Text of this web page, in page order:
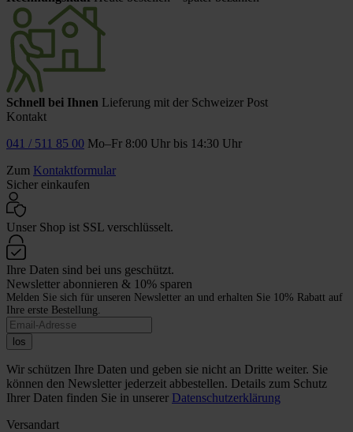
Schnell bei Ihnen Lieferung mit der Schweizer Post
Kontakt
041 / 511 85 00 Mo–Fr 8:00 Uhr bis 14:30 Uhr
Zum Kontaktformular
Sicher einkaufen
Unser Shop ist SSL verschlüsselt.
Ihre Daten sind bei uns geschützt.
Newsletter abonnieren & 10% sparen
Melden Sie sich für unseren Newsletter an und erhalten Sie 10% Rabatt auf
Ihre erste Bestellung.
los
Wir schützen Ihre Daten und geben sie nicht an Dritte weiter. Sie
können den Newsletter jederzeit abbestellen. Details zum Schutz
Ihrer Daten finden Sie in unserer Datenschutzerklärung
Versandart